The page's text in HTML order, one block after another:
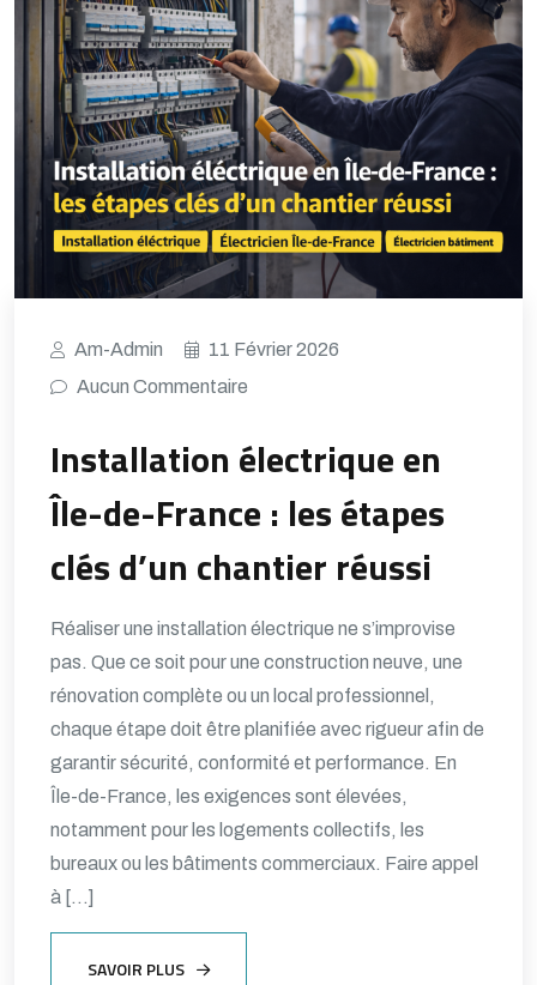
Am-Admin
11 Février 2026
Aucun Commentaire
Installation électrique en
Île-de-France : les étapes
clés d’un chantier réussi
Réaliser une installation électrique ne s’improvise
pas. Que ce soit pour une construction neuve, une
rénovation complète ou un local professionnel,
chaque étape doit être planifiée avec rigueur afin de
garantir sécurité, conformité et performance. En
Île-de-France, les exigences sont élevées,
notamment pour les logements collectifs, les
bureaux ou les bâtiments commerciaux. Faire appel
à […]
SAVOIR PLUS